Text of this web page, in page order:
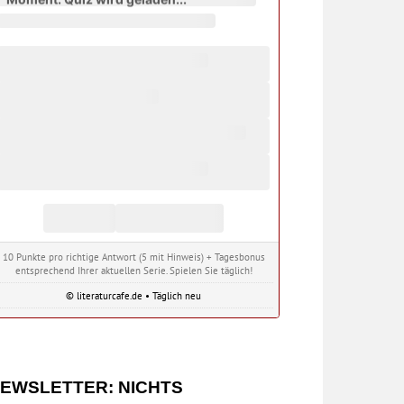
10 Punkte pro richtige Antwort (5 mit Hinweis) + Tagesbonus
entsprechend Ihrer aktuellen Serie. Spielen Sie täglich!
© literaturcafe.de • Täglich neu
NICHTS